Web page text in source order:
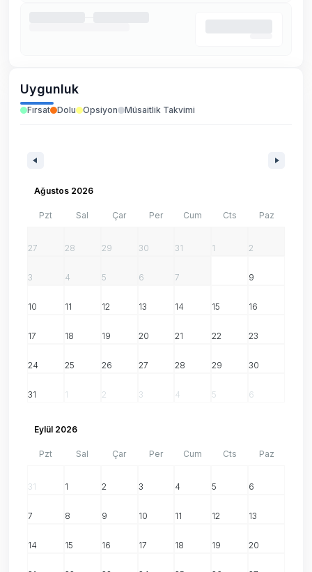
Uygunluk
Fırsat Dolu Opsiyon Müsaitlik Takvimi
Ağustos 2026
Pzt Sal Çar Per Cum Cts Paz
27 28 29 30 31 1 2
3 4 5 6 7 9
10 11 12 13 14 15 16
17 18 19 20 21 22 23
24 25 26 27 28 29 30
31 1 2 3 4 5 6
Eylül 2026
Pzt Sal Çar Per Cum Cts Paz
31 1 2 3 4 5 6
7 8 9 10 11 12 13
14 15 16 17 18 19 20